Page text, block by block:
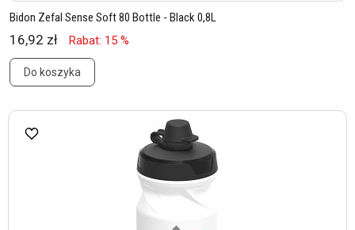
Bidon Zefal Sense Soft 80 Bottle - Black 0,8L
16,92 zł Rabat: 15 %
Do koszyka